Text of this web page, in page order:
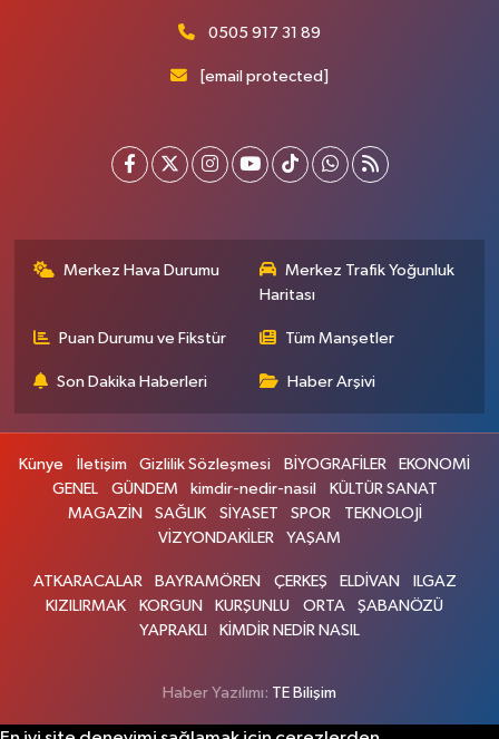
0505 917 31 89
[email protected]
Merkez Hava Durumu
Merkez Trafik Yoğunluk
Haritası
Puan Durumu ve Fikstür Tüm Manşetler
Son Dakika Haberleri Haber Arşivi
Künye İletişim Gizlilik Sözleşmesi BİYOGRAFİLER
EKONOMİ
GENEL
GÜNDEM kimdir-nedir-nasil
KÜLTÜR SANAT
MAGAZİN
SAĞLIK SİYASET SPOR
TEKNOLOJİ
VİZYONDAKİLER
YAŞAM
ATKARACALAR BAYRAMÖREN ÇERKEŞ ELDİVAN
ILGAZ
KIZILIRMAK
KORGUN KURŞUNLU ORTA
ŞABANÖZÜ
YAPRAKLI
KİMDİR NEDİR NASIL
Haber Yazılımı: TE Bilişim